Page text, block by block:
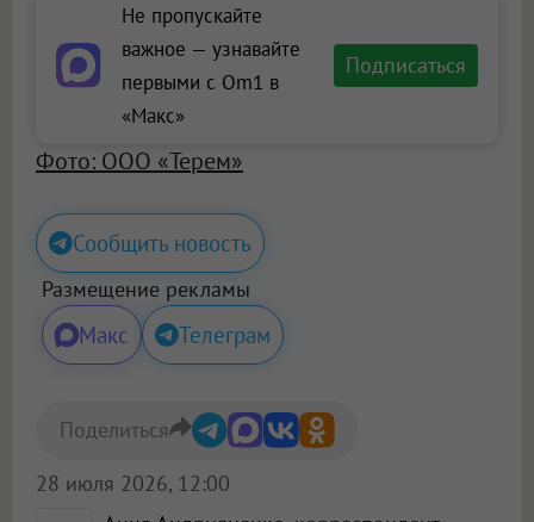
Не пропускайте
важное — узнавайте
первыми с Om1 в
«Макс»
Подписаться
Фото: ООО «Терем»
Сообщить новость
Размещение рекламы
Макс Телеграм
28 июля 2026, 12:00
Поделиться